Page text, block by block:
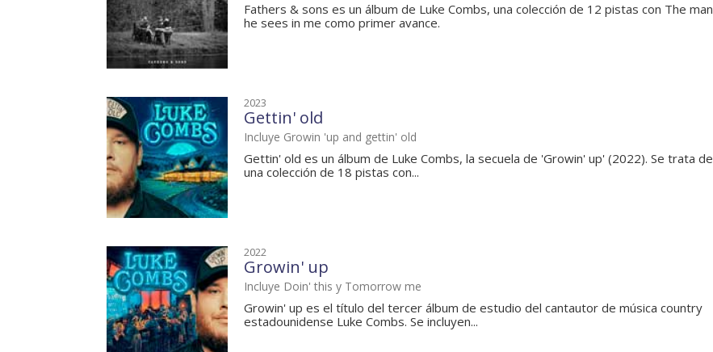
Fathers & sons es un álbum de Luke Combs, una colección de 12 pistas con The man
he sees in me como primer avance.
2023
Gettin' old
Incluye Growin 'up and gettin' old
Gettin' old es un álbum de Luke Combs, la secuela de 'Growin' up' (2022). Se trata de
una colección de 18 pistas con...
2022
Growin' up
Incluye Doin' this y Tomorrow me
Growin' up es el título del tercer álbum de estudio del cantautor de música country
estadounidense Luke Combs. Se incluyen...